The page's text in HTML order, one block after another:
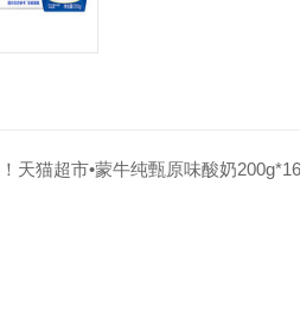
天猫超市•蒙牛纯甄原味酸奶